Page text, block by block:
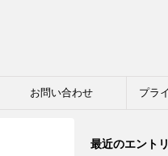
お問い合わせ プラ
最近のエントリ